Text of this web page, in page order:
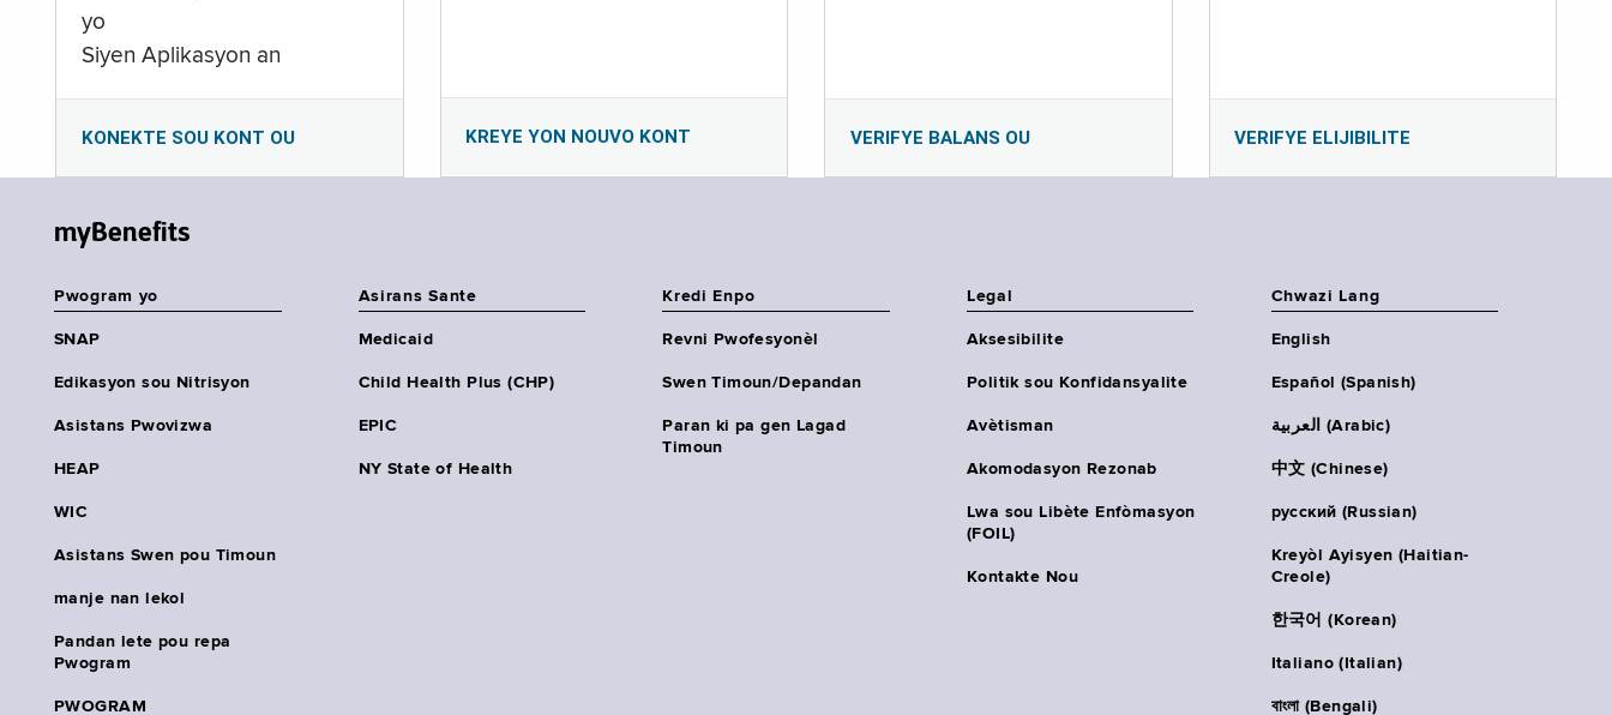
yo
Siyen Aplikasyon an
KONEKTE SOU KONT OU KREYE YON NOUVO KONT VERIFYE BALANS OU VERIFYE ELIJIBILITE
myBenefits
Pwogram yo
SNAP
Edikasyon sou Nitrisyon
Asistans Pwovizwa
HEAP
WIC
Asistans Swen pou Timoun
manje nan lekol
Pandan lete pou repa
Pwogram
PWOGRAM
Asirans Sante
Medicaid
Child Health Plus (CHP)
EPIC
NY State of Health
Kredi Enpo
Revni Pwofesyonèl
Swen Timoun/Depandan
Paran ki pa gen Lagad
Timoun
Legal
Aksesibilite
Politik sou Konfidansyalite
Avètisman
Akomodasyon Rezonab
Lwa sou Libète Enfòmasyon
(FOIL)
Kontakte Nou
Chwazi Lang
English
Español (Spanish)
العربية (Arabic)
中文 (Chinese)
русский (Russian)
Kreyòl Ayisyen (Haitian-
Creole)
한국어 (Korean)
Italiano (Italian)
বাংলা (Bengali)